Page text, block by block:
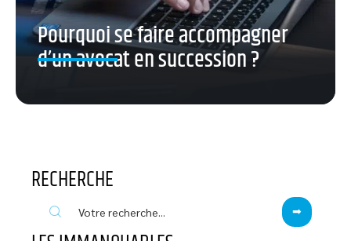
Pourquoi se faire accompagner
d’un avocat en succession ?
RECHERCHE